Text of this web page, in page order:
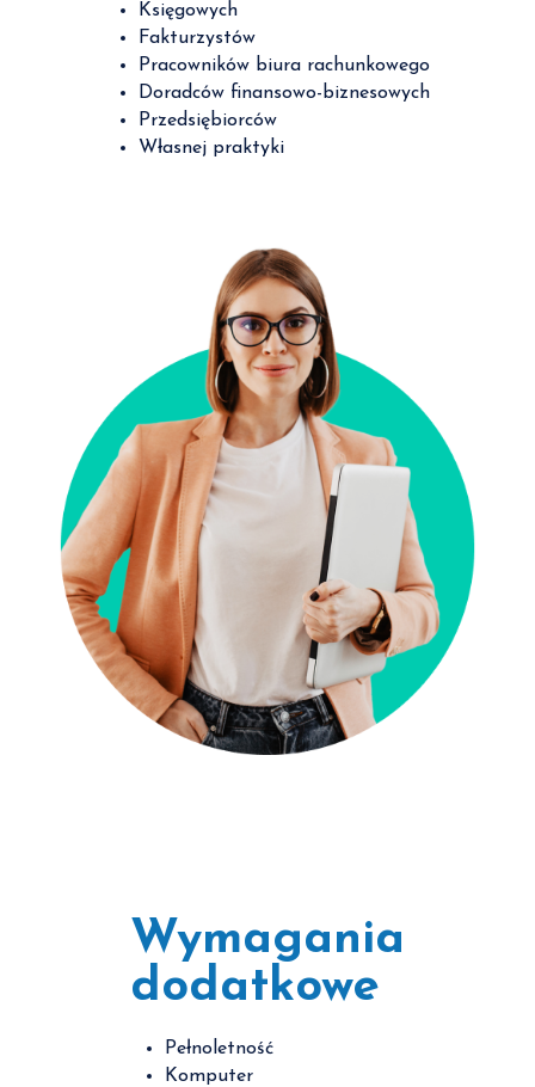
Księgowych
Fakturzystów
Pracowników biura rachunkowego
Doradców finansowo-biznesowych
Przedsiębiorców
Własnej praktyki
Wymagania
dodatkowe
Pełnoletność
Komputer